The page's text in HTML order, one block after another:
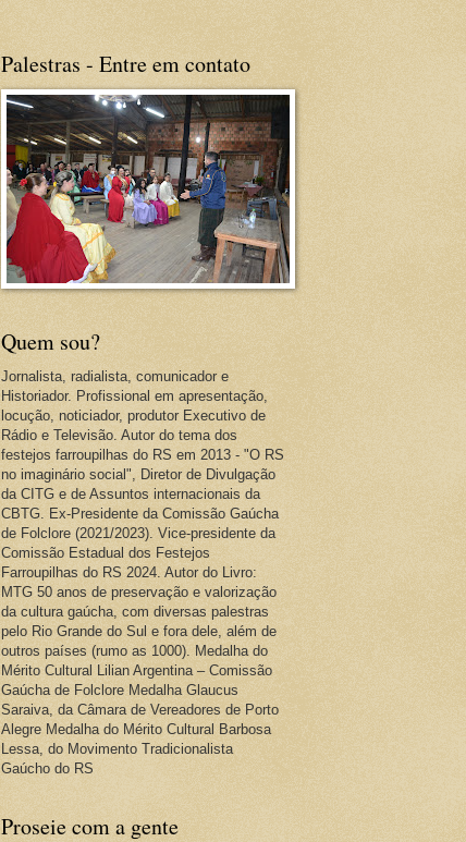
Palestras - Entre em contato
Quem sou?
Jornalista, radialista, comunicador e
Historiador. Profissional em apresentação,
locução, noticiador, produtor Executivo de
Rádio e Televisão. Autor do tema dos
festejos farroupilhas do RS em 2013 - "O RS
no imaginário social", Diretor de Divulgação
da CITG e de Assuntos internacionais da
CBTG. Ex-Presidente da Comissão Gaúcha
de Folclore (2021/2023). Vice-presidente da
Comissão Estadual dos Festejos
Farroupilhas do RS 2024. Autor do Livro:
MTG 50 anos de preservação e valorização
da cultura gaúcha, com diversas palestras
pelo Rio Grande do Sul e fora dele, além de
outros países (rumo as 1000). Medalha do
Mérito Cultural Lilian Argentina – Comissão
Gaúcha de Folclore Medalha Glaucus
Saraiva, da Câmara de Vereadores de Porto
Alegre Medalha do Mérito Cultural Barbosa
Lessa, do Movimento Tradicionalista
Gaúcho do RS
Proseie com a gente